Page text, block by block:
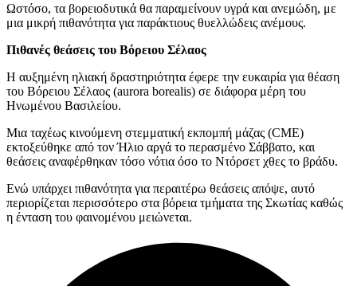
Ωστόσο, τα βορειοδυτικά θα παραμείνουν υγρά και ανεμώδη, με
μια μικρή πιθανότητα για παράκτιους θυελλώδεις ανέμους.
Πιθανές θεάσεις του Βόρειου Σέλαος
Η αυξημένη ηλιακή δραστηριότητα έφερε την ευκαιρία για θέαση
του Βόρειου Σέλαος (aurora borealis) σε διάφορα μέρη του
Ηνωμένου Βασιλείου.
Μια ταχέως κινούμενη στεμματική εκπομπή μάζας (CME)
εκτοξεύθηκε από τον Ήλιο αργά το περασμένο Σάββατο, και
θεάσεις αναφέρθηκαν τόσο νότια όσο το Ντόρσετ χθες το βράδυ.
Ενώ υπάρχει πιθανότητα για περαιτέρω θεάσεις απόψε, αυτό
περιορίζεται περισσότερο στα βόρεια τμήματα της Σκωτίας καθώς
η ένταση του φαινομένου μειώνεται.